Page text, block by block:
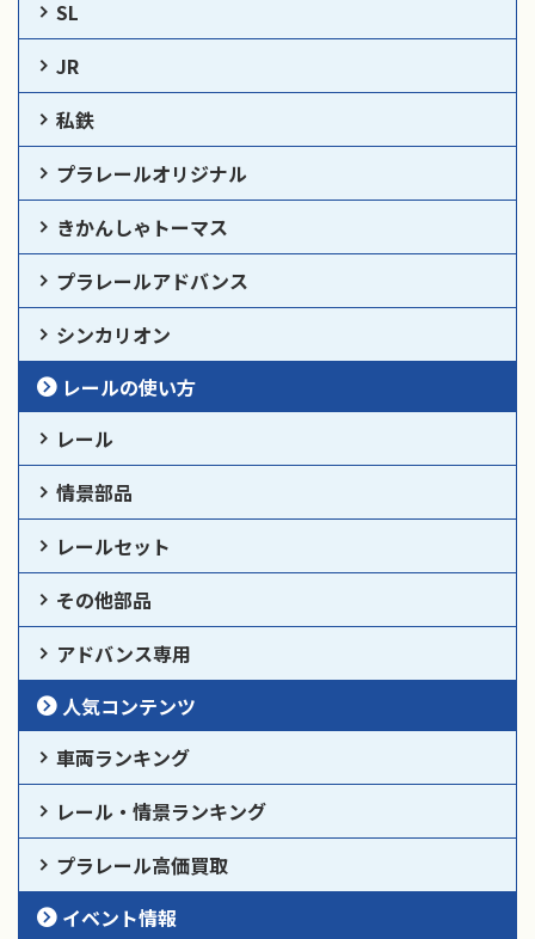
SL
JR
私鉄
プラレールオリジナル
きかんしゃトーマス
プラレールアドバンス
シンカリオン
レールの使い方
レール
情景部品
レールセット
その他部品
アドバンス専用
人気コンテンツ
車両ランキング
レール・情景ランキング
プラレール高価買取
イベント情報